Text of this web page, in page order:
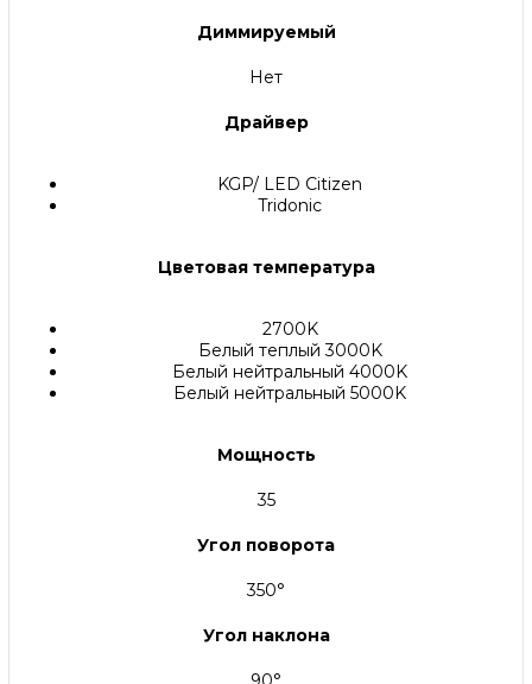
Диммируемый
Нет
Драйвер
KGP/ LED Citizen
Tridonic
Цветовая температура
2700K
Белый теплый 3000K
Белый нейтральный 4000K
Белый нейтральный 5000K
Мощность
35
Угол поворота
350°
Угол наклона